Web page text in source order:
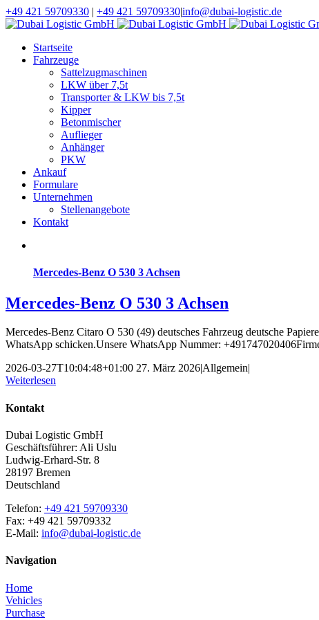
+49 421 59709330 | +49 421 59709330|info@dubai-logistic.de
Startseite
Fahrzeuge
Sattelzugmaschinen
LKW über 7,5t
Transporter & LKW bis 7,5t
Kipper
Betonmischer
Auflieger
Anhänger
PKW
Ankauf
Formulare
Unternehmen
Stellenangebote
Kontakt
Mercedes-Benz O 530 3 Achsen
Mercedes-Benz O 530 3 Achsen
Mercedes-Benz Citaro O 530 (49) deutsches Fahrzeug deutsche
WhatsApp schicken.Unsere WhatsApp Nummer:
2026-03-27T10:04:48+01:00 27. März 2026|Allgemein|
Weiterlesen
Kontakt
Dubai Logistic GmbH
Geschäftsführer: Ali Uslu
Ludwig-Erhard-Str. 8
28197 Bremen
Deutschland
Telefon: +49 421 59709330
Fax: +49 421 59709332
E-Mail: info@dubai-logistic.de
Navigation
Home
Vehicles
Purchase